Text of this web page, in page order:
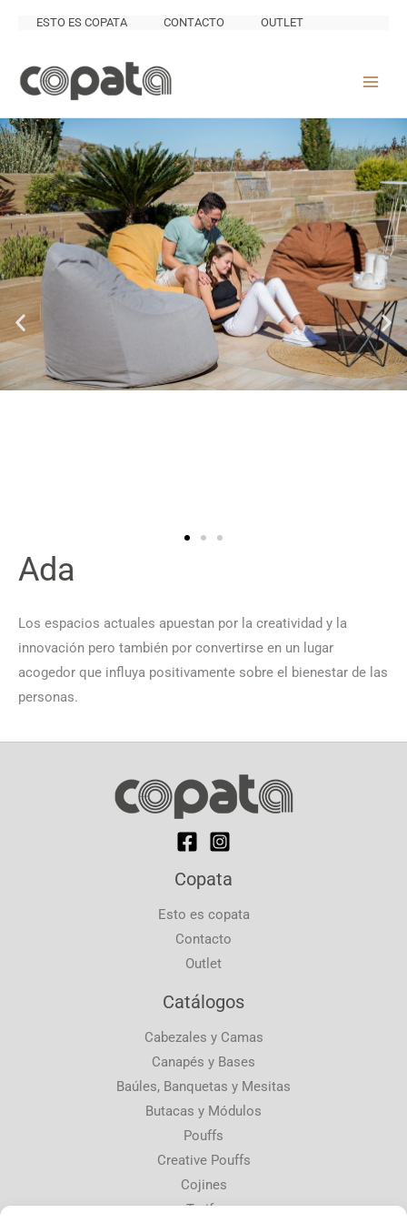
ESTO ES COPATA CONTACTO OUTLET
Ada
Los espacios actuales apuestan por la creatividad y la
innovación pero también por convertirse en un lugar
acogedor que influya positivamente sobre el bienestar de las
personas.
Copata
Esto es copata
Contacto
Outlet
Catálogos
Cabezales y Camas
Canapés y Bases
Baúles, Banquetas y Mesitas
Butacas y Módulos
Pouffs
Creative Pouffs
Cojines
Tarifa